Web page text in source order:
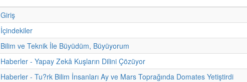
Giriş
İçindekiler
Bilim ve Teknik İle Büyüdüm, Büyüyorum
Haberler - Yapay Zekâ Kuşların Dilini Çözüyor
Haberler - Tu?rk Bilim İnsanları Ay ve Mars Toprağında Domates Yetiştirdi